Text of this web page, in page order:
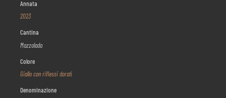
Annata
2023
Cantina
Mazzolada
Colore
Giallo con riflessi dorati
Denominazione